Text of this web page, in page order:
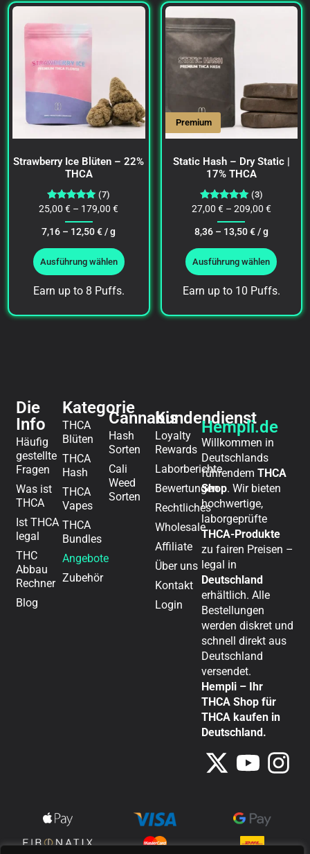
Strawberry Ice Blüten – 22%
THCA
Bewertet
4.86
von 5
(7)
25,00€ – 179,00€
7,16 – 12,50€/ g
Ausführung wählen
Earn up to 8 Puffs.
Premium
Static Hash – Dry Static |
17% THCA
Bewertet
5.00
von 5
(3)
27,00 € – 209,00 €
8,36 – 13,50€/ g
Ausführung wählen
Earn up to 10 Puffs.
Die
Info
Häufig
gestellte
Fragen
Was ist
THCA
Ist THCA
legal
THC
Abbau
Rechner
Blog
Kategorie
THCA
Blüten
THCA
Hash
THCA
Vapes
THCA
Bundles
Angebote
Zubehör
Cannabis
Hash
Sorten
Cali
Weed
Sorten
Kundendienst
Loyalty
Rewards
Laborberichte
Bewertungen
Rechtliches
Wholesale
Affiliate
Über uns
Kontakt
Login
Hempli.de
Willkommen in
Deutschlands
führendemTHCA
Shop. Wir bieten
hochwertige,
laborgeprüfte
THCA-Produkte
zu fairen Preisen –
legal in
Deutschland
erhältlich. Alle
Bestellungen
werden diskret und
schnell direkt aus
Deutschland
versendet.
Hempli – Ihr
THCA Shop für
THCA kaufen in
Deutschland.